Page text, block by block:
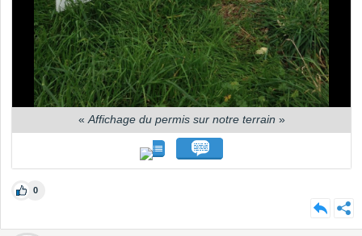
« Affichage du permis sur notre terrain »
0